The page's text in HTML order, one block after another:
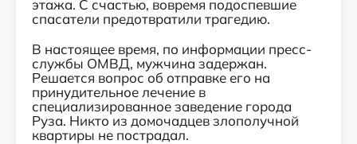
этажа. С счастью, вовремя подоспевшие
спасатели предотвратили трагедию.
В настоящее время, по информации пресс-
службы ОМВД, мужчина задержан.
Решается вопрос об отправке его на
принудительное лечение в
специализированное заведение города
Руза. Никто из домочадцев злополучной
квартиры не пострадал.